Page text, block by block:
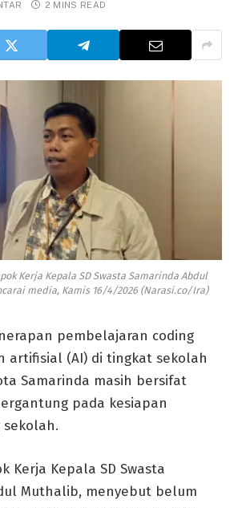
2 MINS READ
Kerja Kepala SD Swasta Samarinda Abdul
media, Kamis 16/4/2026 (Narasi.co/Ira)
pembelajaran coding
artifisial (AI) di tingkat sekolah
Samarinda masih bersifat
pada kesiapan
sekolah.
Kerja Kepala SD Swasta
Muthalib, menyebut belum